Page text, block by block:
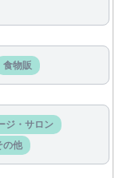
食物販
ジ・サロン
の他